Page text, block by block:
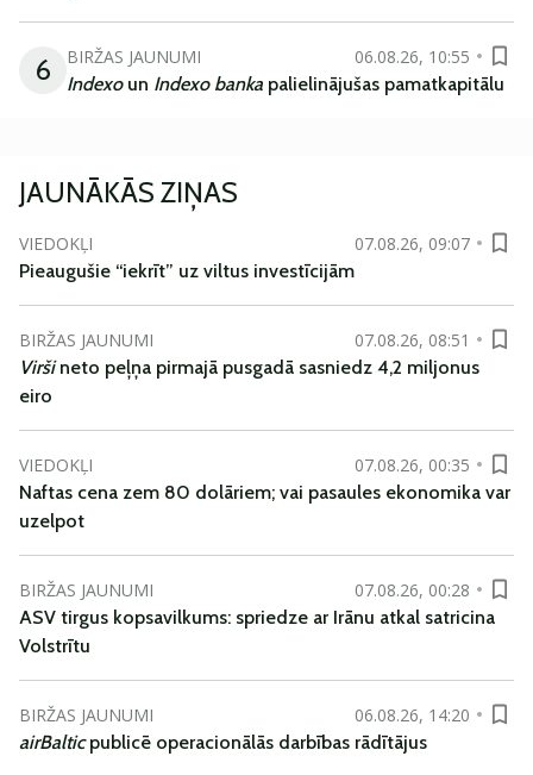
6 BIRŽAS JAUNUMI
06.08.26, 10:55
Indexoun Indexo banka palielinājušas pamatkapitālu
JAUNĀKĀS ZIŅAS
VIEDOKĻI
07.08.26, 09:07
Pieaugušie “iekrīt” uz viltus investīcijām
BIRŽAS JAUNUMI
07.08.26, 08:51
Viršineto peļņa pirmajā pusgadā sasniedz 4,2 miljonus
eiro
VIEDOKĻI
07.08.26, 00:35
Naftas cena zem 80 dolāriem; vai pasaules ekonomika var
uzelpot
BIRŽAS JAUNUMI
07.08.26, 00:28
ASV tirgus kopsavilkums: spriedze ar Irānu atkal satricina
Volstrītu
BIRŽAS JAUNUMI
06.08.26, 14:20
airBalticpublicē operacionālās darbības rādītājus